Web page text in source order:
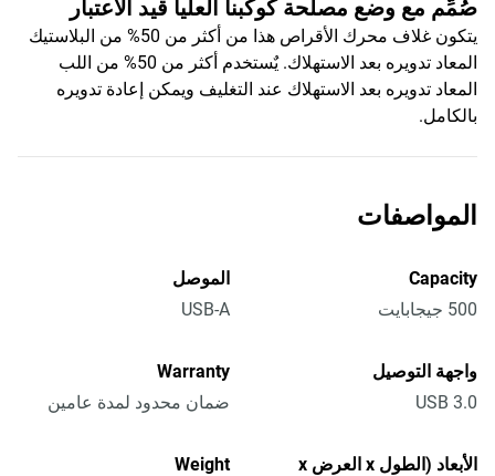
صُمِّم مع وضع مصلحة كوكبنا العليا قيد الاعتبار
يتكون غلاف محرك الأقراص هذا من أكثر من 50% من البلاستيك
المعاد تدويره بعد الاستهلاك. يٌستخدم أكثر من 50% من اللب
المعاد تدويره بعد الاستهلاك عند التغليف ويمكن إعادة تدويره
بالكامل.
المواصفات
Capacity
500 جيجابايت
الموصل
USB-A
واجهة التوصيل
USB 3.0
Warranty
ضمان محدود لمدة عامين
الأبعاد (الطول x العرض x
Weight